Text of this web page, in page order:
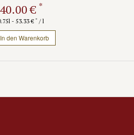
40.00 € *
- 53.33 € */ l
In den Warenkorb